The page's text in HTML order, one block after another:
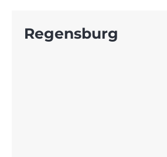
Regensburg